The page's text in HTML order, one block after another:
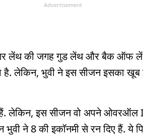
Advertisement
लेंथ की जगह गुड लेंथ और बैक ऑफ लेंथ
है. लेकिन, भुवी ने इस सीजन इसका खूब
हैं. लेकिन, इस सीजन वो अपने ओवरऑल
ने 8 की इकॉनमी से रन दिए हैं. ये